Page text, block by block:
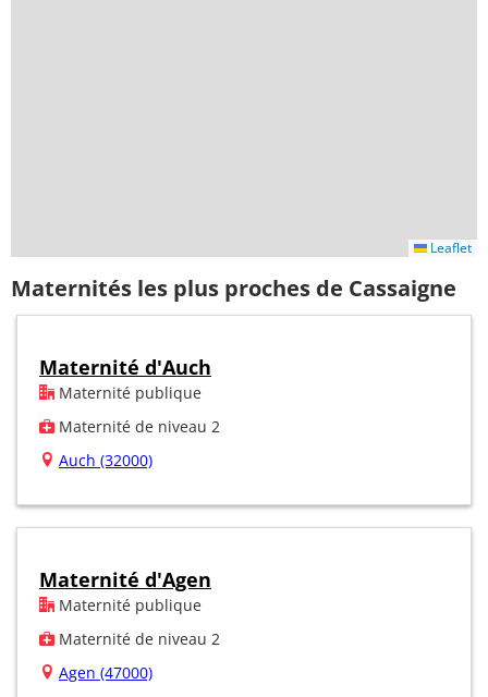
Leaflet
Maternités les plus proches de Cassaigne
Maternité d'Auch
Maternité publique
Maternité de niveau 2
Auch (32000)
Maternité d'Agen
Maternité publique
Maternité de niveau 2
Agen (47000)